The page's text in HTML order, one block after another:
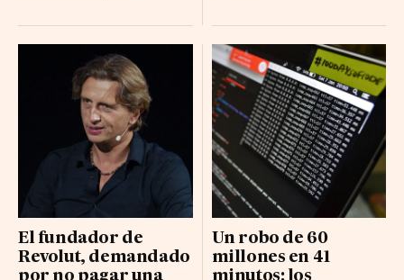
El fundador de
Revolut, demandado
por no pagar una
Un robo de 60
millones en 41
minutos: los